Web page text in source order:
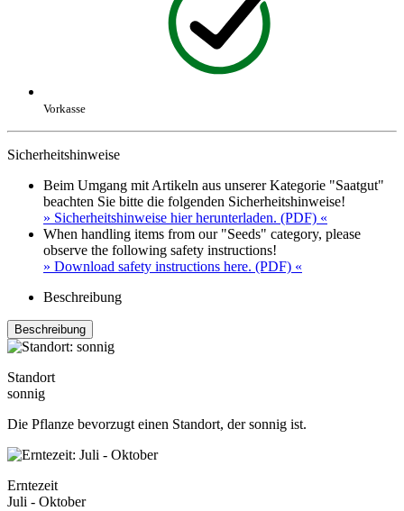
Vorkasse
Sicherheitshinweise
Beim Umgang mit Artikeln aus unserer Kategorie "Saatgut"
beachten Sie bitte die folgenden Sicherheitshinweise!
» Sicherheitshinweise hier herunterladen. (PDF) «
When handling items from our "Seeds" category, please
observe the following safety instructions!
» Download safety instructions here. (PDF) «
Beschreibung
Beschreibung
Standort
sonnig
Die Pflanze bevorzugt einen Standort, der sonnig ist.
Erntezeit
Juli - Oktober